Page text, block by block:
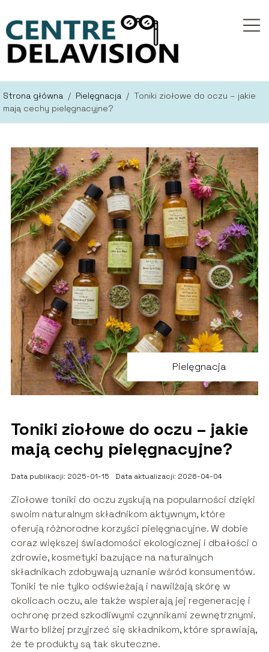
Strona główna / Pielęgnacja / Toniki ziołowe do oczu – jakie
mają cechy pielęgnacyjne?
Pielęgnacja
Toniki ziołowe do oczu – jakie
mają cechy pielęgnacyjne?
Data publikacji: 2025-01-15 Data aktualizacji: 2026-04-04
Ziołowe toniki do oczu zyskują na popularności dzięki
swoim naturalnym składnikom aktywnym, które
oferują różnorodne korzyści pielęgnacyjne. W dobie
coraz większej świadomości ekologicznej i dbałości o
zdrowie, kosmetyki bazujące na naturalnych
składnikach zdobywają uznanie wśród konsumentów.
Toniki te nie tylko odświeżają i nawilżają skórę w
okolicach oczu, ale także wspierają jej regenerację i
ochronę przed szkodliwymi czynnikami zewnętrznymi.
Warto bliżej przyjrzeć się składnikom, które sprawiają,
że te produkty są tak skuteczne.